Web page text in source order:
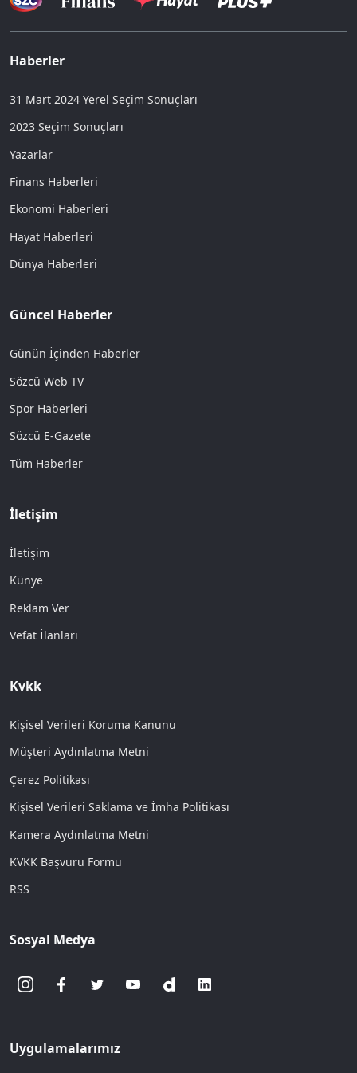
Haberler
31 Mart 2024 Yerel Seçim Sonuçları
2023 Seçim Sonuçları
Yazarlar
Finans Haberleri
Ekonomi Haberleri
Hayat Haberleri
Dünya Haberleri
Güncel Haberler
Günün İçinden Haberler
Sözcü Web TV
Spor Haberleri
Sözcü E-Gazete
Tüm Haberler
İletişim
İletişim
Künye
Reklam Ver
Vefat İlanları
Kvkk
Kişisel Verileri Koruma Kanunu
Müşteri Aydınlatma Metni
Çerez Politikası
Kişisel Verileri Saklama ve İmha Politikası
Kamera Aydınlatma Metni
KVKK Başvuru Formu
RSS
Sosyal Medya
Uygulamalarımız